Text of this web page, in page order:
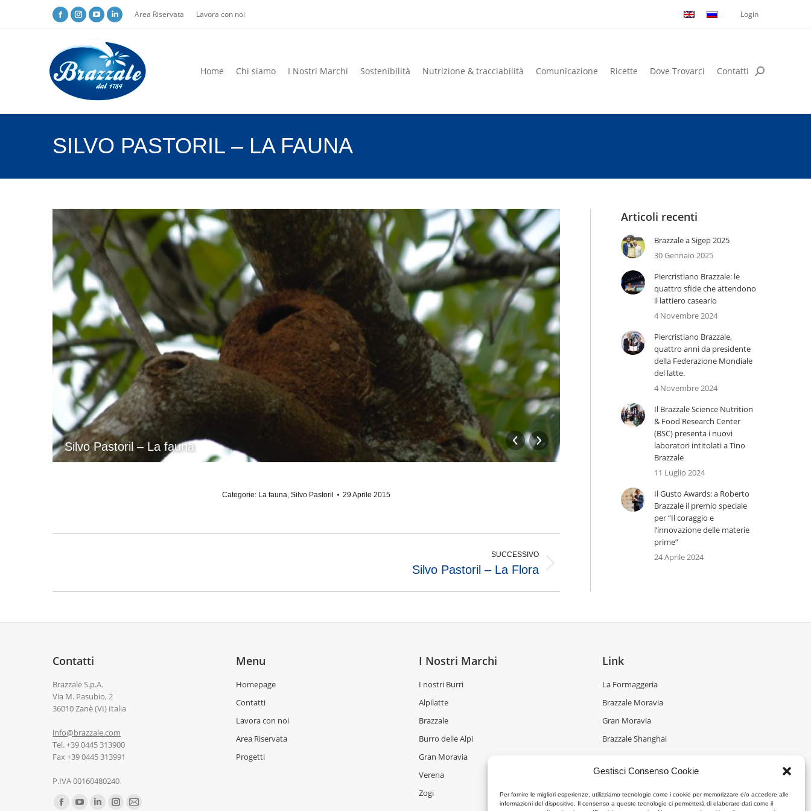
Gestisci Consenso Cookie
Per fornire le migliori esperienze, utilizziamo tecnologie come i cookie per memorizzare e/o accedere alle
informazioni del dispositivo. Il consenso a queste tecnologie ci permetterà di elaborare dati come il
Area Riservata Lavora con noi Login
Home Chi siamo I Nostri Marchi Sostenibilità Nutrizione & tracciabilità Comunicazione Ricette Dove Trovarci Contatti
SILVO PASTORIL – LA FAUNA
Silvo Pastoril – La fauna Silvo Pastoril – La fauna
Categorie: La fauna, Silvo Pastoril 29 Aprile 2015
SUCCESSIVO
Silvo Pastoril – La Flora
Articoli recenti
Brazzale a Sigep 2025
30 Gennaio 2025
Piercristiano Brazzale: le
quattro sfide che attendono
il lattiero caseario
4 Novembre 2024
Piercristiano Brazzale,
quattro anni da presidente
della Federazione Mondiale
del latte.
4 Novembre 2024
Il Brazzale Science Nutrition
& Food Research Center
(BSC) presenta i nuovi
laboratori intitolati a Tino
Brazzale
11 Luglio 2024
Il Gusto Awards: a Roberto
Brazzale il premio speciale
per “Il coraggio e
l’innovazione delle materie
prime”
24 Aprile 2024
Contatti
Brazzale S.p.A.
Via M. Pasubio, 2
36010 Zanè (VI) Italia
info@brazzale.com
Tel. +39 0445 313900
Fax +39 0445 313991
P.IVA 00160480240
Ci puoi trovare su:
Menu
Homepage
Contatti
Lavora con noi
Area Riservata
Progetti
I Nostri Marchi
I nostri Burri
Alpilatte
Brazzale
Burro delle Alpi
Gran Moravia
Verena
Zogi
Link
La Formaggeria
Brazzale Moravia
Gran Moravia
Brazzale Shanghai